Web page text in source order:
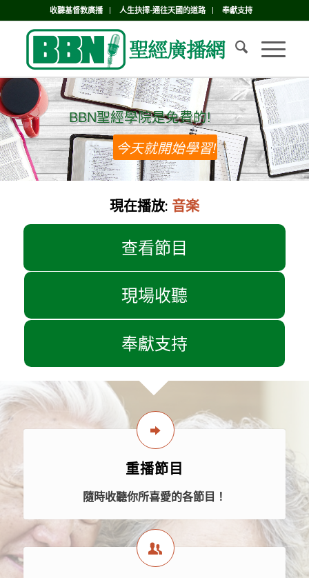
收聽基督教廣播 人生抉擇-通往天國的道路 奉獻支持
BBN聖經學院是免費的!
BBN聖經學院是免費的!
今天就開始學習!
現在播放: 音楽
查看節目
現場收聽
奉獻支持
重播節目
隨時收聽你所喜愛的各節目！